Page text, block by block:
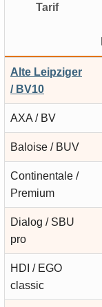
Tarif
Alte Leipziger
/ BV10
AXA / BV
Baloise / BUV
Continentale /
Premium
Dialog / SBU
pro
HDI / EGO
classic